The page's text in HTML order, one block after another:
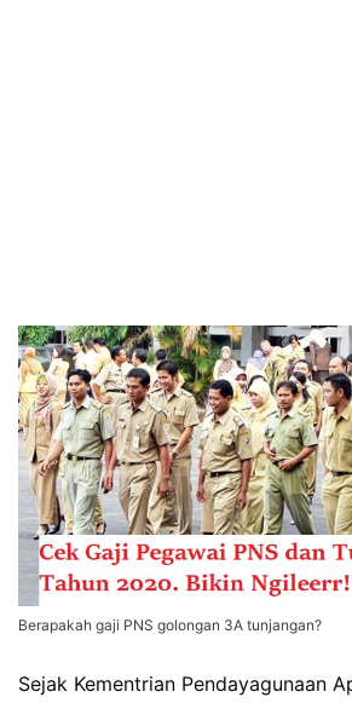
Berapakah gaji PNS golongan 3A tunjangan?
Sejak Kementrian Pendayagunaan